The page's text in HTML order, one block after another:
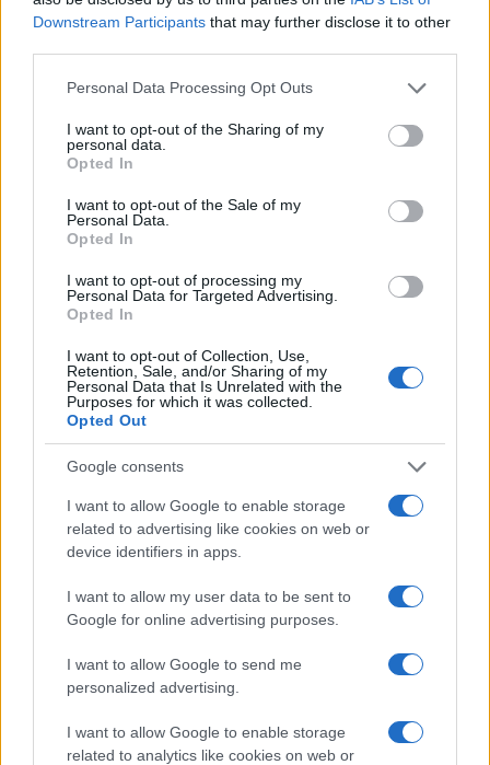
Downstream Participants that may further disclose it to other
Please note that this website/app uses one or more Google
not limited to your visit or usage behaviour. You may click to
grant or deny consent to Google and its third-party tags to
use your data for below specified purposes in below Google
consent section.
Personal Data Processing Opt Outs
I want to opt-out of the Sharing of my
personal data.
Opted In
I want to opt-out of the Sale of my
Personal Data.
Opted In
I want to opt-out of processing my
Personal Data for Targeted Advertising.
Opted In
I want to opt-out of Collection, Use,
Retention, Sale, and/or Sharing of my
Personal Data that Is Unrelated with the
Purposes for which it was collected.
Opted Out
Google consents
I want to allow Google to enable storage
related to advertising like cookies on web or
device identifiers in apps.
I want to allow my user data to be sent to
Google for online advertising purposes.
I want to allow Google to send me
personalized advertising.
I want to allow Google to enable storage
related to analytics like cookies on web or
NECROLOGIE
Mario Malu
Paolo Pinna
I nostri cari
I nostri cari
I nostri cari